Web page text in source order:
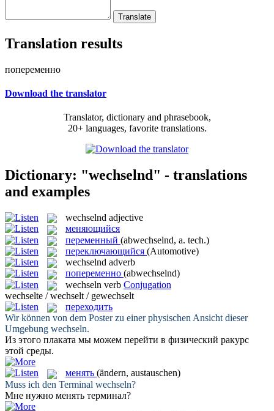
Translation results
попеременно
Download the translator
Translator, dictionary and phrasebook,
20+ languages, favorite translations.
Dictionary: "wechselnd" - translations
and examples
wechselnd adjective
меняющийся
переменный (abwechselnd, a. tech.)
переключающийся (Automotive)
wechselnd adverb
попеременно (abwechselnd)
wechseln verb Conjugation
wechselte / wechselt / gewechselt
переходить
Wir können von dem Poster zu einer physischen Ansicht dieser
Umgebung wechseln.
Из этого плаката мы можем перейти в физический ракурс
этой среды.
менять (ändern, austauschen)
Muss ich den Terminal wechseln?
Мне нужно менять терминал?